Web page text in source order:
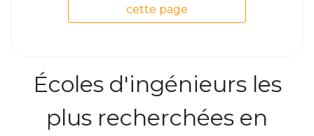
cette page
Écoles d'ingénieurs les
plus recherchées en